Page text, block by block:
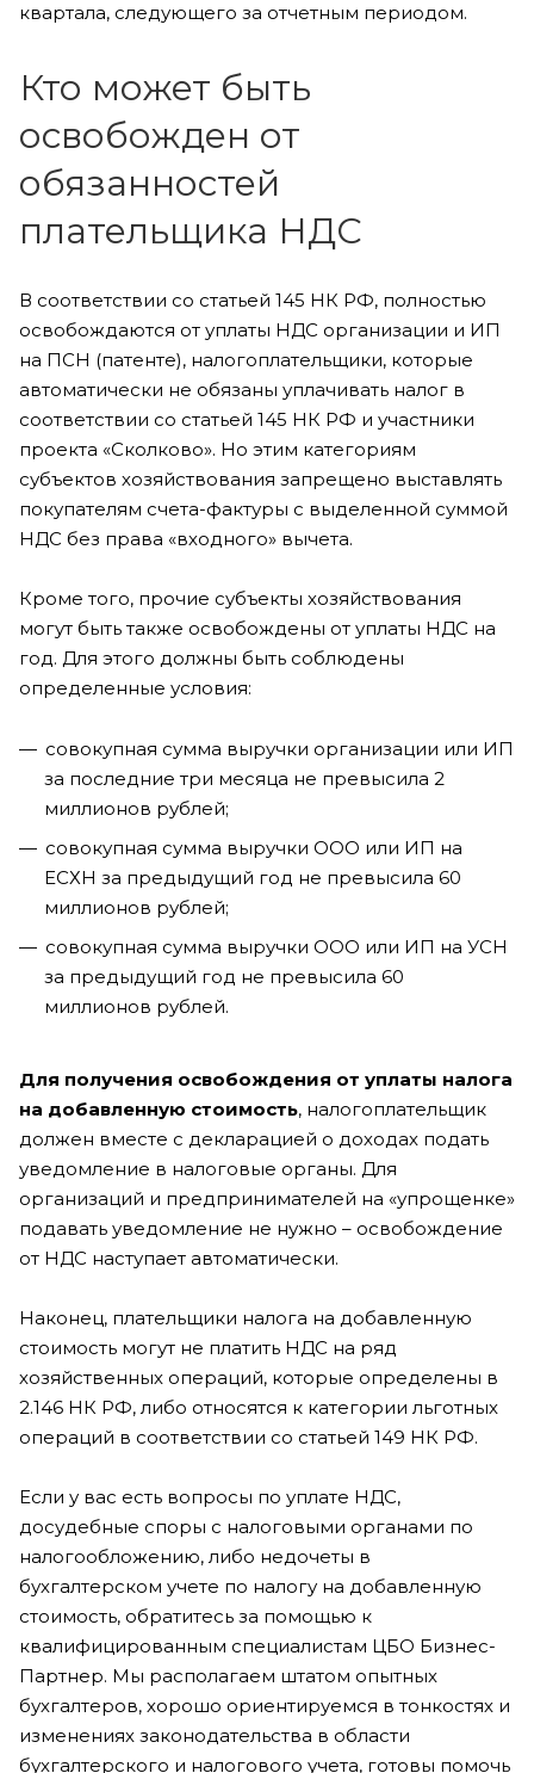
квартала, следующего за отчетным периодом.
Кто может быть
освобожден от
обязанностей
плательщика НДС
В соответствии со статьей 145 НК РФ, полностью
освобождаются от уплаты НДС организации и ИП
на ПСН (патенте), налогоплательщики, которые
автоматически не обязаны уплачивать налог в
соответствии со статьей 145 НК РФ и участники
проекта «Сколково». Но этим категориям
субъектов хозяйствования запрещено выставлять
покупателям счета-фактуры с выделенной суммой
НДС без права «входного» вычета.
Кроме того, прочие субъекты хозяйствования
могут быть также освобождены от уплаты НДС на
год. Для этого должны быть соблюдены
определенные условия:
совокупная сумма выручки организации или ИП
за последние три месяца не превысила 2
миллионов рублей;
совокупная сумма выручки ООО или ИП на
ЕСХН за предыдущий год не превысила 60
миллионов рублей;
совокупная сумма выручки ООО или ИП на УСН
за предыдущий год не превысила 60
миллионов рублей.
Для получения освобождения от уплаты налога
на добавленную стоимость, налогоплательщик
должен вместе с декларацией о доходах подать
уведомление в налоговые органы. Для
организаций и предпринимателей на «упрощенке»
подавать уведомление не нужно – освобождение
от НДС наступает автоматически.
Наконец, плательщики налога на добавленную
стоимость могут не платить НДС на ряд
хозяйственных операций, которые определены в
2.146 НК РФ, либо относятся к категории льготных
операций в соответствии со статьей 149 НК РФ.
Если у вас есть вопросы по уплате НДС,
досудебные споры с налоговыми органами по
налогообложению, либо недочеты в
бухгалтерском учете по налогу на добавленную
стоимость, обратитесь за помощью к
квалифицированным специалистам ЦБО Бизнес-
Партнер. Мы располагаем штатом опытных
бухгалтеров, хорошо ориентируемся в тонкостях и
изменениях законодательства в области
бухгалтерского и налогового учета, готовы помочь